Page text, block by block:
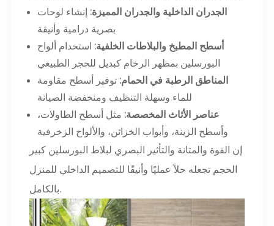
الجدران الداخلية والجدران المميزة: إنشاء لوحات
بصرية درامية وأنيقة
أسطح المطبخ والبلاطات الخلفية: استخدام ألواح
البورسلين بمظهر الرخام كبديل للحجر الطبيعي
المناطق الرطبة في الحمام: توفير أسطح مقاومة
للماء وسهلة التنظيف ومنخفضة الصيانة
عناصر الأثاث المخصصة: مثل أسطح الطاولات،
وأسطح الزينة، وأبواب الخزائن، والألواح الزخرفية
إن القوة والمتانة والتأثير البصري لبلاط البورسلين كبير
الحجم تجعله حلاً عمليًا وأنيقًا للتصميم الداخلي للمنزل
بالكامل.